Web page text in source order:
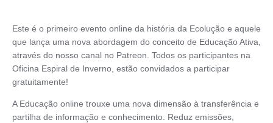
Este é o primeiro evento online da história da Ecolução e aquele
que lança uma nova abordagem do conceito de Educação Ativa,
através do nosso canal no Patreon. Todos os participantes na
Oficina Espiral de Inverno, estão convidados a participar
gratuitamente!
A Educação online trouxe uma nova dimensão à transferência e
partilha de informação e conhecimento. Reduz emissões,